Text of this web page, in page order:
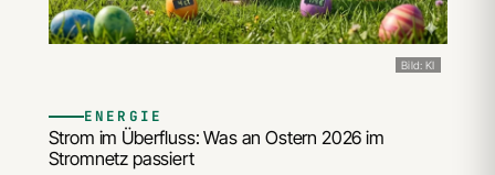
Bild: KI
ENERGIE
Strom im Überfluss: Was an Ostern 2026 im
Stromnetz passiert